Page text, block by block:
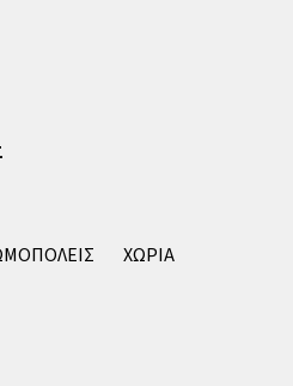
ΧΩΡΙΑ